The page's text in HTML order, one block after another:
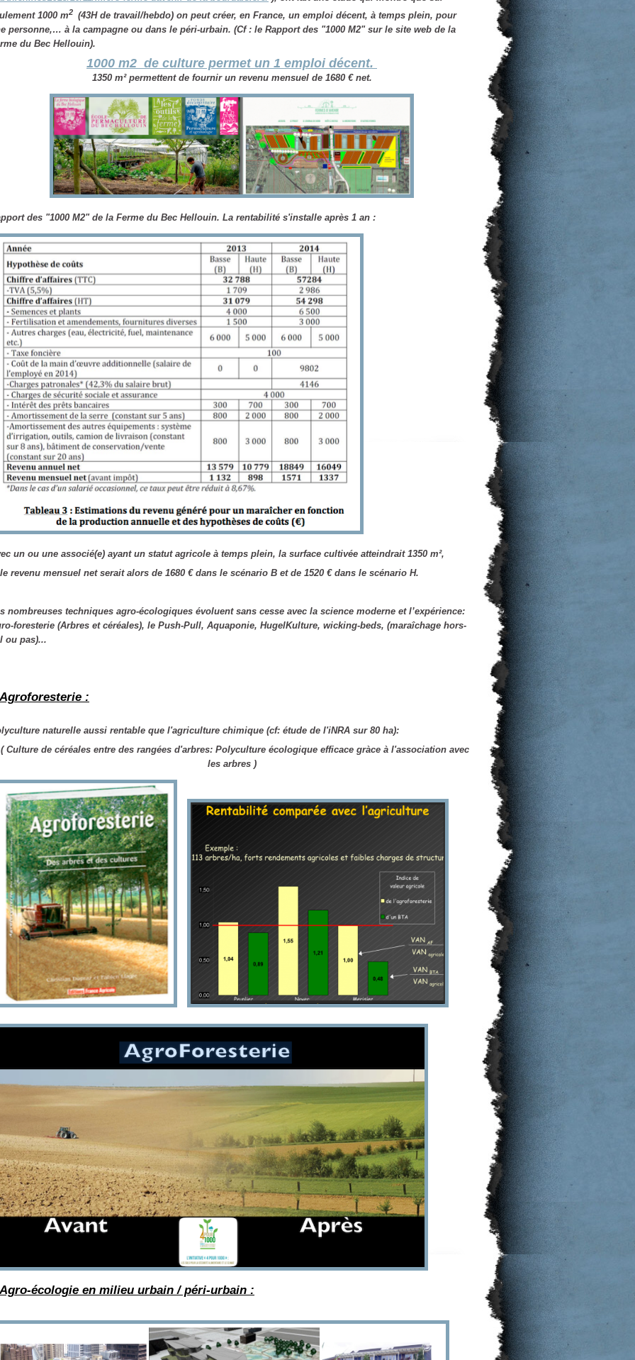
1000 m2 (43H de travail/hebdo) on peut créer, en France, un emploi décent, à temps plein, pour
personne,… à la campagne ou dans le péri-urbain. (Cf : le Rapport des "1000 M2" sur le site web de la
du Bec Hellouin).
1000 m2 de culture permet un 1 emploi décent.
1350 m²permettent de fournir un revenu mensuel de 1680 € net.
des "1000 M2" de la Ferme du Bec Hellouin. La rentabilité s'installe après 1 an :
un ou une associé(e) ayant un statut agricole à temps plein, la surface cultivée atteindrait 1350 m²,
revenu mensuel net serait alors de 1680 € dans le scénario B et de 1520 € dans le scénario H.
nombreuses techniques agro-écologiques évoluent sans cesse avec la science moderne et l’expérience:
foresterie (Arbres et céréales), le Push-Pull, Aquaponie, HugelKulture, wicking-beds, (maraîchage hors-
ou pas)...
:
naturelle aussi rentable que l'agriculture chimique (cf: étude de l'iNRA sur 80 ha):
de céréales entre des rangées d'arbres: Polyculture écologique efficace gràce à l'association avec
les arbres )
écologie en milieu urbain / péri-urbain :